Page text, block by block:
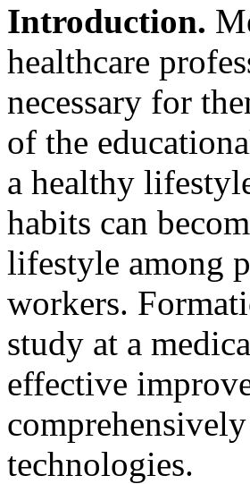
Introduction.
healthcare
necessary for
of the
a healthy
habits can
lifestyle among
workers.
study at a
effective
technologies.